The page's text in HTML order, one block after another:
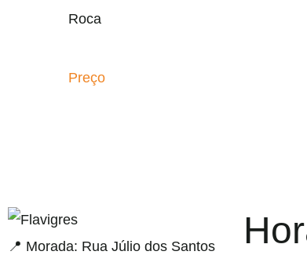
Roca
Preço
resmi adresi
📍 Morada: Rua Júlio dos Santos